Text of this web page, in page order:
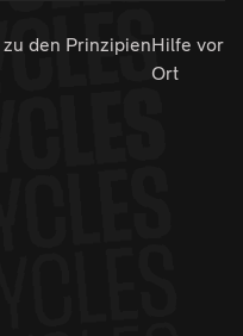
den PrinzipienHilfe vor
Ort